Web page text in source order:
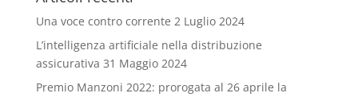
Una voce contro corrente 2 Luglio 2024
L’intelligenza artificiale nella distribuzione
assicurativa 31 Maggio 2024
Premio Manzoni 2022: prorogata al 26 aprile la